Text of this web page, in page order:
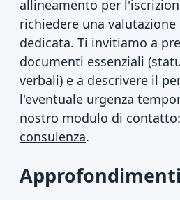
allineamento per
richiedere una
dedicata. Ti invitiamo a
documenti essenziali
verbali) e a descrivere il
l'eventuale urgenza
nostro modulo di contatto:
consulenza.